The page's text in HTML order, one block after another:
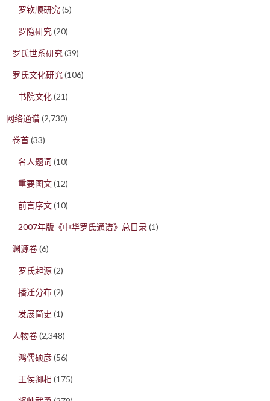
罗钦顺研究(5)
罗隐研究(20)
罗氏世系研究(39)
罗氏文化研究(106)
书院文化(21)
网络通谱(2,730)
卷首(33)
名人题词 (10)
重要图文(12)
前言序文(10)
2007年版《中华罗氏通谱》总目录(1)
渊源卷(6)
罗氏起源(2)
播迁分布(2)
发展简史 (1)
人物卷(2,348)
鸿儒硕彦(56)
王侯卿相 (175)